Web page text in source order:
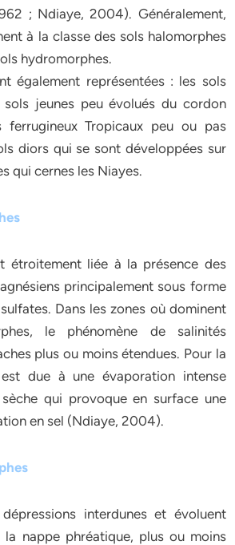
; Ndiaye, 2004). Généralement,
à la classe des sols halomorphes
hydromorphes.
également représentées : les sols
jeunes peu évolués du cordon
Tropicaux peu ou pas
diors qui se sont développées sur
qui cernes les Niayes.
étroitement liée à la présence des
principalement sous forme
Dans les zones où dominent
le phénomène de salinités
plus ou moins étendues. Pour la
due à une évaporation intense
qui provoque en surface une
en sel (Ndiaye, 2004).
interdunes et évoluent
la nappe phréatique, plus ou moins